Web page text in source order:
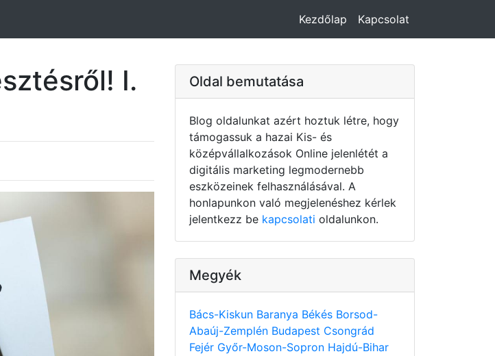
Kezdőlap Kapcsolat
I.
Oldal bemutatása
Blog oldalunkat azért hoztuk létre, hogy
támogassuk a hazai Kis- és
középvállalkozások Online jelenlétét a
digitális marketing legmodernebb
eszközeinek felhasználásával. A
honlapunkon való megjelenéshez kérlek
jelentkezz be kapcsolati oldalunkon.
Megyék
Bács-Kiskun Baranya Békés Borsod-
Abaúj-Zemplén Budapest Csongrád
Fejér Győr-Moson-Sopron Hajdú-Bihar